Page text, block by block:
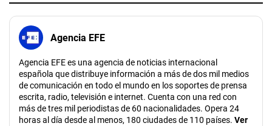
Agencia EFE
Agencia EFE es una agencia de noticias internacional
española que distribuye información a más de dos mil medios
de comunicación en todo el mundo en los soportes de prensa
escrita, radio, televisión e internet. Cuenta con una red con
más de tres mil periodistas de 60 nacionalidades. Opera 24
horas al día desde al menos, 180 ciudades de 110 países. Ver